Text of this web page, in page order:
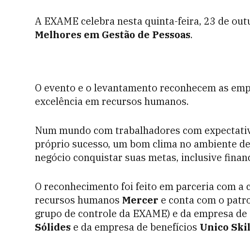
A EXAME celebra nesta quinta-feira, 23 de
Melhores em Gestão de Pessoas.
O evento e o levantamento reconhecem as
excelência em recursos humanos.
Num mundo com trabalhadores com
próprio sucesso, um bom clima no ambiente
negócio conquistar suas metas, inclusive
O reconhecimento foi feito em parceria com a
recursos humanos Mercer e conta com o
grupo de controle da EXAME) e da empresa
Sólides e da empresa de benefícios Unico